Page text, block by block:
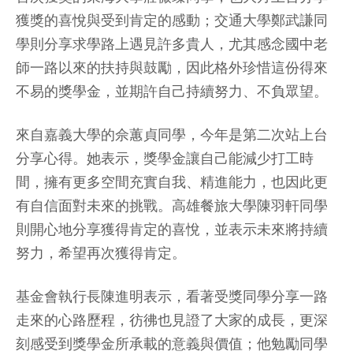
獲獎的喜悅與受到肯定的感動；交通大學鄭武謙同
學則分享求學路上遇見許多貴人，尤其感念國中老
師一路以來的扶持與鼓勵，因此格外珍惜這份得來
不易的獎學金，並期許自己持續努力、不負眾望。
來自嘉義大學的佘蕙貞同學，今年是第二次站上台
分享心得。她表示，獎學金讓自己能減少打工時
間，擁有更多空間充實自我、精進能力，也因此更
有自信面對未來的挑戰。高雄餐旅大學陳羽軒同學
則開心地分享獲得肯定的喜悅，並表示未來將持續
努力，希望再次獲得肯定。
基金會執行長陳進明表示，看著受獎同學分享一路
走來的心路歷程，彷彿也見證了大家的成長，更深
刻感受到獎學金所承載的意義與價值；他勉勵同學